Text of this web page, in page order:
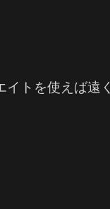
トを使えば遠